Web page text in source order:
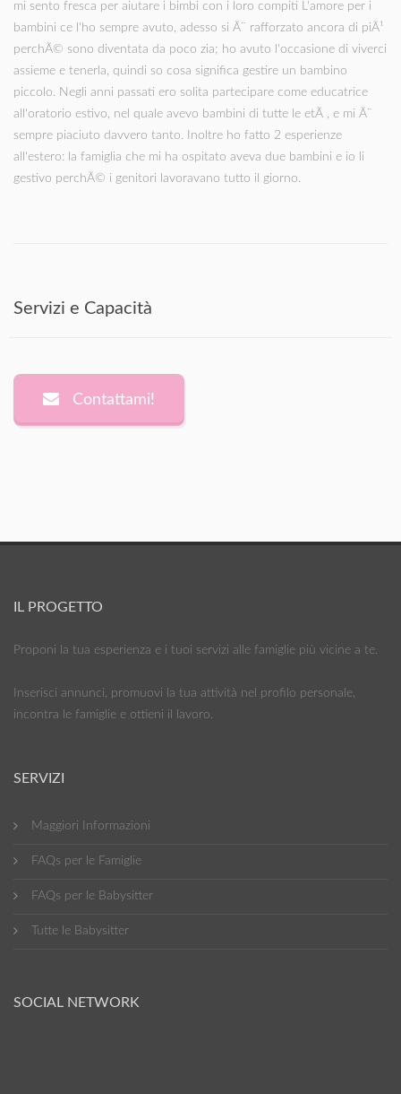
mi sento fresca per aiutare i bimbi con i loro compiti L'amore per i
bambini ce l'ho sempre avuto, adesso si Ã¨ rafforzato ancora di piÃ¹
perchÃ© sono diventata da poco zia; ho avuto l'occasione di viverci
assieme e tenerla, quindi so cosa significa gestire un bambino
piccolo. Negli anni passati ero solita partecipare come educatrice
all'oratorio estivo, nel quale avevo bambini di tutte le etÃ , e mi Ã¨
sempre piaciuto davvero tanto. Inoltre ho fatto 2 esperienze
all'estero: la famiglia che mi ha ospitato aveva due bambini e io li
gestivo perchÃ© i genitori lavoravano tutto il giorno.
Servizi e Capacità
Contattami!
IL PROGETTO
Proponi la tua esperienza e i tuoi servizi alle famiglie più vicine a te.
Inserisci annunci, promuovi la tua attività nel profilo personale,
incontra le famiglie e ottieni il lavoro.
SERVIZI
Maggiori Informazioni
FAQs per le Famiglie
FAQs per le Babysitter
Tutte le Babysitter
SOCIAL NETWORK